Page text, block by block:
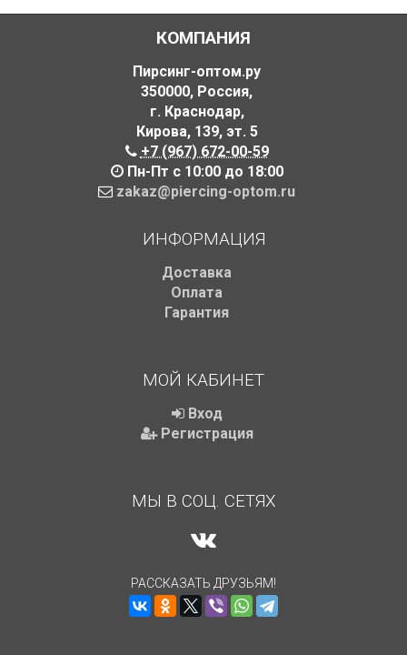
КОМПАНИЯ
Пирсинг-оптом.ру
350000, Россия,
г. Краснодар,
Кирова, 139, эт. 5
+7 (967) 672-00-59
Пн-Пт с 10:00 до 18:00
zakaz@piercing-optom.ru
ИНФОРМАЦИЯ
Доставка
Оплата
Гарантия
МОЙ КАБИНЕТ
Вход
Регистрация
МЫ В СОЦ. СЕТЯХ
РАССКАЗАТЬ ДРУЗЬЯМ!